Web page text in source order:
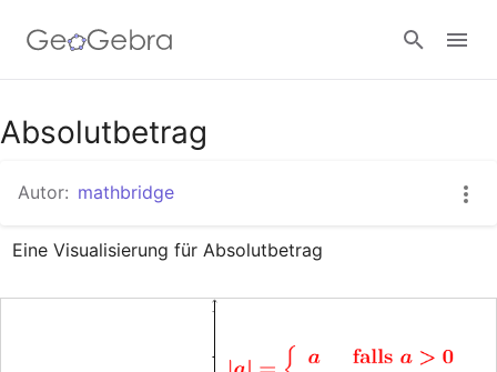
Google Classroom
GeoGebra Classroom
Absolutbetrag
Autor: mathbridge
Eine Visualisierung für Absolutbetrag